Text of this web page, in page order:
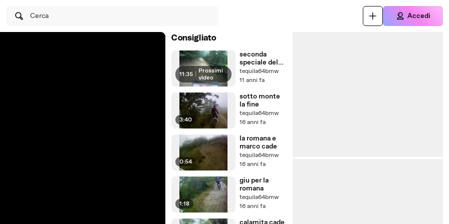
Cerca Accedi
Consigliato
11:35
Prossimi
video
seconda
speciale del
primo
giornoM4V01
tequila64bmw
11 anni fa
3:40
sotto monte
la fine
tequila64bmw
16 anni fa
0:54
la romana e
marco cade
tequila64bmw
16 anni fa
1:18
giu per la
romana
tequila64bmw
16 anni fa